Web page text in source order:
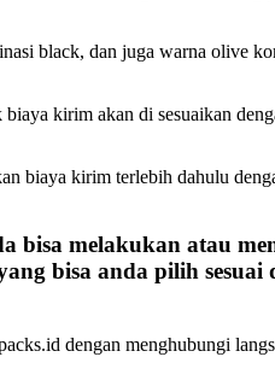
black, dan juga warna olive
kirim akan di sesuaikan
biaya kirim terlebih dahulu
bisa melakukan atau
bisa anda pilih sesuai
dengan menghubungi